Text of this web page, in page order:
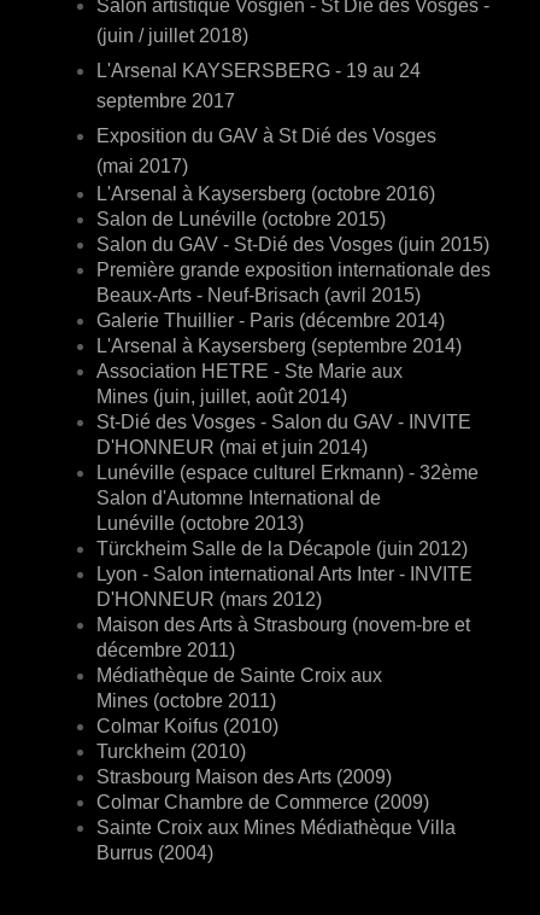
Salon artistique Vosgien - St Dié des Vosges -
(juin / juillet 2018)
L'Arsenal KAYSERSBERG - 19 au 24
septembre 2017
Exposition du GAV à St Dié des Vosges
(mai 2017)
L'Arsenal à Kaysersberg (octobre 2016)
Salon de Lunéville (octobre 2015)
Salon du GAV - St-Dié des Vosges (juin 2015)
Première grande exposition internationale des
Beaux-Arts - Neuf-Brisach (avril 2015)
Galerie Thuillier - Paris (décembre 2014)
L'Arsenal à Kaysersberg (septembre 2014)
Association HETRE - Ste Marie aux
Mines (juin, juillet, août 2014)
St-Dié des Vosges - Salon du GAV - INVITE
D'HONNEUR (mai et juin 2014)
Lunéville (espace culturel Erkmann) - 32ème
Salon d'Automne International de
Lunéville (octobre 2013)
Türckheim Salle de la Décapole (juin 2012)
Lyon - Salon international Arts Inter - INVITE
D'HONNEUR (mars 2012)
Maison des Arts à Strasbourg (novem-bre et
décembre 2011)
Médiathèque de Sainte Croix aux
Mines (octobre 2011)
Colmar Koifus (2010)
Turckheim (2010)
Strasbourg Maison des Arts (2009)
Colmar Chambre de Commerce (2009)
Sainte Croix aux Mines Médiathèque Villa
Burrus (2004)